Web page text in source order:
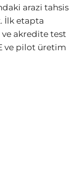
arazi tahsis
İlk etapta
ve akredite test
ve pilot üretim